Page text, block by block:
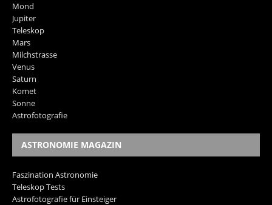
Mond
Jupiter
Teleskop
Mars
Milchstrasse
Venus
Saturn
Komet
Sonne
Astrofotografie
ASTRONOMIE MAGAZIN
Faszination Astronomie
Teleskop Tests
Astrofotografie für Einsteiger